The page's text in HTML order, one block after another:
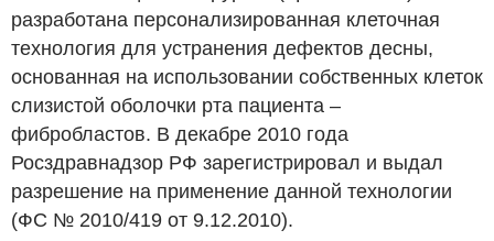
разработана персонализированная клеточная
технология для устранения дефектов десны,
основанная на использовании собственных клеток
слизистой оболочки рта пациента –
фибробластов. В декабре 2010 года
Росздравнадзор РФ зарегистрировал и выдал
разрешение на применение данной технологии
(ФС № 2010/419 от 9.12.2010).